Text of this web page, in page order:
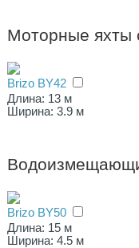
Моторные яхты
Brizo BY42
Длина: 13 м
Ширина: 3.9 м
Brizo BY50
Длина: 15 м
Ширина: 4.5 м